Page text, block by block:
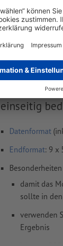
Lieferung ca.:
Fr, 14. Aug. - Mo,
einseitig
Datenformat
Endformat: 9 x
damit das
sollte in
verwenden
Ergebnis